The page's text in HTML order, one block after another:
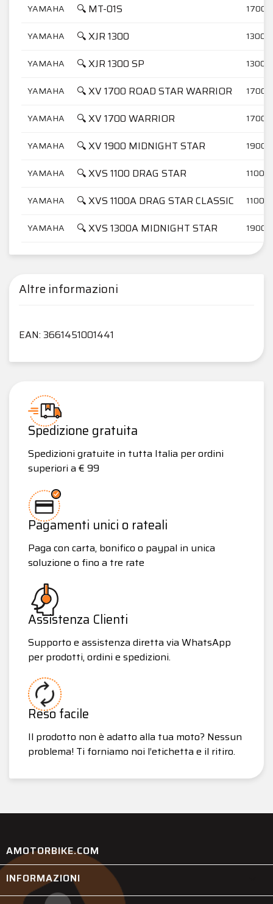
YAMAHA 🔍 MT-01S 1700
YAMAHA 🔍 XJR 1300 1300
YAMAHA 🔍 XJR 1300 SP 1300
YAMAHA 🔍 XV 1700 ROAD STAR WARRIOR 1700
YAMAHA 🔍 XV 1700 WARRIOR 1700
YAMAHA 🔍 XV 1900 MIDNIGHT STAR 1900
YAMAHA 🔍 XVS 1100 DRAG STAR 1100
YAMAHA 🔍 XVS 1100A DRAG STAR CLASSIC 1100
YAMAHA 🔍 XVS 1300A MIDNIGHT STAR 1900
Altre informazioni
EAN: 3661451001441
Spedizione gratuita
Spedizioni gratuite in tutta Italia per ordini
superiori a € 99
Pagamenti unici o rateali
Paga con carta, bonifico o paypal in unica
soluzione o fino a tre rate
Assistenza Clienti
Supporto e assistenza diretta via WhatsApp
per prodotti, ordini e spedizioni.
Reso facile
Il prodotto non è adatto alla tua moto? Nessun
problema! Ti forniamo noi l’etichetta e il ritiro.
AMOTORBIKE.COM
INFORMAZIONI